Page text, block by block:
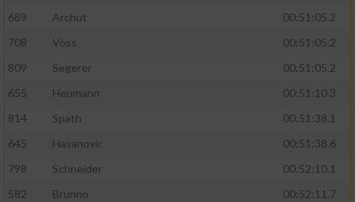
689
Archut
00:51:05.2
708
Voss
00:51:05.2
809
Segerer
00:51:05.2
655
Heumann
00:51:10.3
814
Spath
00:51:38.1
645
Hasanovic
00:51:38.6
798
Schneider
00:52:10.1
582
Brunno
00:52:11.7